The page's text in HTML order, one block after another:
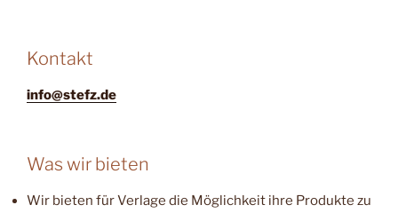
Kontakt
info@stefz.de
Was wir bieten
Wir bieten für Verlage die Möglichkeit ihre Produkte zu